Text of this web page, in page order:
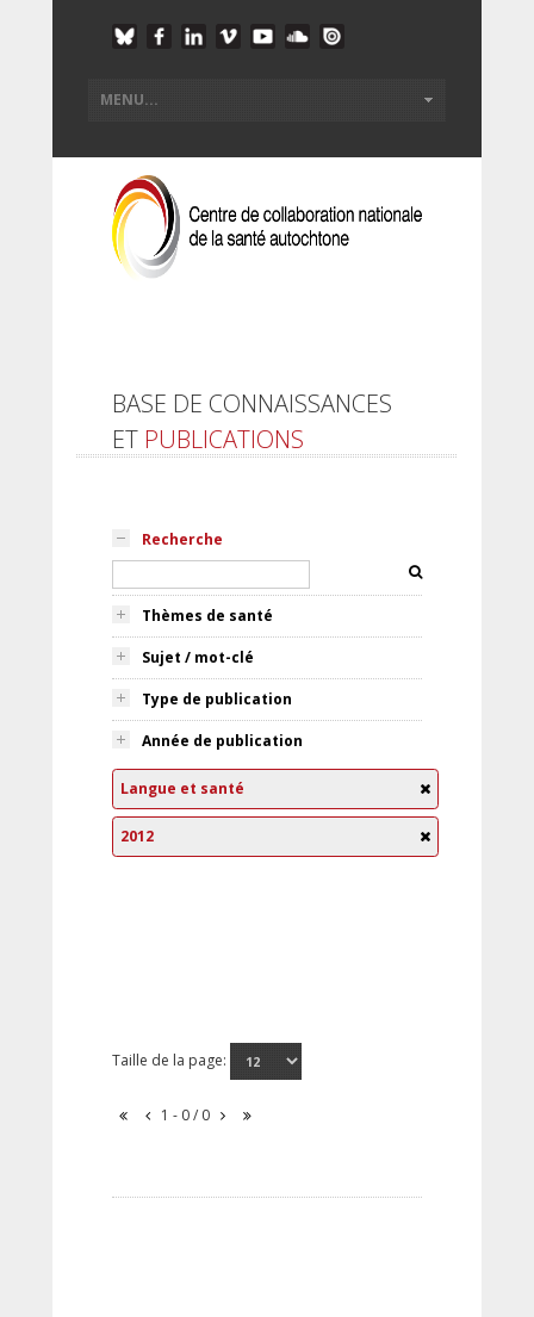
BASE DE CONNAISSANCES
ET PUBLICATIONS
Recherche
Thèmes de santé
Sujet / mot-clé
Type de publication
Année de publication
Langue et santé
2012
Taille de la page:
1 - 0 / 0